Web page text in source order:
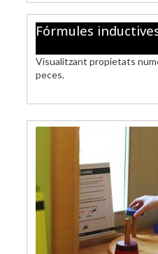
Fórmules
Visualitzant propietats
peces.